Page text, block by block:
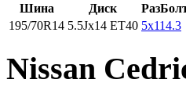
Шина Диск
195/70R14 5.5Jx14 ET40 5x114.3
Nissan